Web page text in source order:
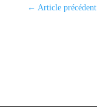
← Article précédent